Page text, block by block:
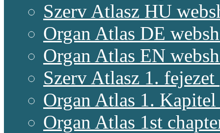
Szerv Atlasz HU
Organ Atlas DE
Organ Atlas EN
Szerv Atlasz 1.
Organ Atlas 1.
Organ Atlas 1st